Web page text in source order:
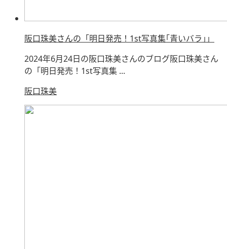
阪口珠美さんの「明日発売！1st写真集｢青いバラ｣」
2024年6月24日の阪口珠美さんのブログ阪口珠美さん
の「明日発売！1st写真集 ...
阪口珠美